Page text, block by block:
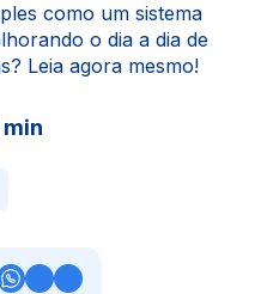
como um sistema
o dia a dia de
Leia agora mesmo!